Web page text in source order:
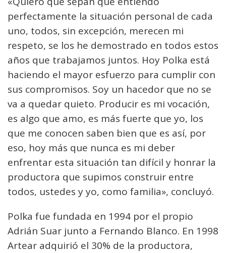
perfectamente la situación personal de cada
uno, todos, sin excepción, merecen mi
respeto, se los he demostrado en todos estos
años que trabajamos juntos. Hoy Polka está
haciendo el mayor esfuerzo para cumplir con
sus compromisos. Soy un hacedor que no se
va a quedar quieto. Producir es mi vocación,
es algo que amo, es más fuerte que yo, los
que me conocen saben bien que es así, por
eso, hoy más que nunca es mi deber
enfrentar esta situación tan difícil y honrar la
productora que supimos construir entre
todos, ustedes y yo, como familia», concluyó.
Polka fue fundada en 1994 por el propio
Adrián Suar junto a Fernando Blanco. En 1998
Artear adquirió el 30% de la productora,